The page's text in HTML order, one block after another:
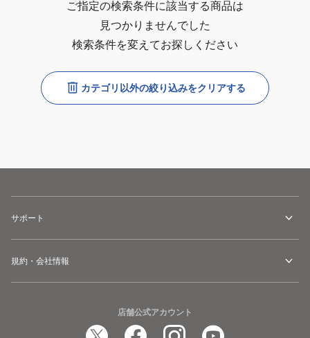
ご指定の検索条件に該当する商品は
見つかりませんでした
検索条件を変えてお探しください
カテゴリ以外の絞り込みをクリアする
サポート
規約・会社情報
店舗公式アカウント